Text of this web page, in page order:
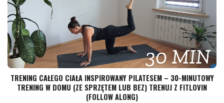
TRENING CAŁEGO CIAŁA INSPIROWANY PILATESEM – 30-MINUTOWY
TRENING W DOMU (ZE SPRZĘTEM LUB BEZ) TRENUJ Z FITLOVIN
(FOLLOW ALONG)